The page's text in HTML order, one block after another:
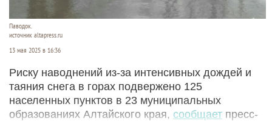
Паводок.
источник altapress.ru
13 мая 2025 в 16:36
Риску наводнений из-за интенсивных дождей и
таяния снега в горах подвержено 125
населенных пунктов в 23 муниципальных
образованиях Алтайского края, сообщает пресс-